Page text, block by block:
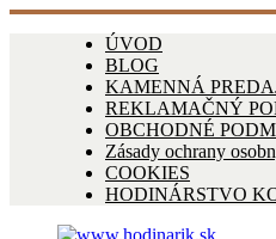
ÚVOD
BLOG
KAMENNÁ
REKLAMAČNÝ
OBCHODNÉ
Zásady ochrany
COOKIES
HODINÁRSTVO